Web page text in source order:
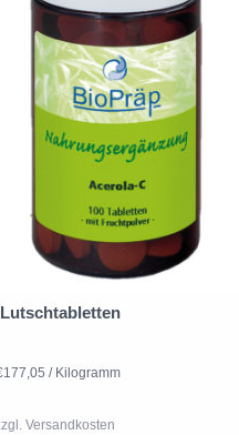
mikrokristalline Cellulose und
Vitamin B12
/ Kilogramm
Versandkosten